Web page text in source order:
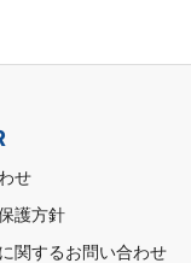
せ
護方針
関するお問い合わせ